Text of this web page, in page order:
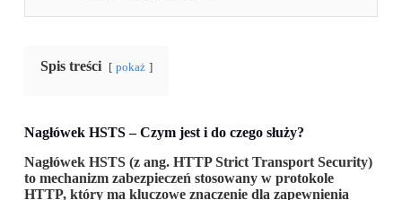
Spis treści pokaż
Nagłówek HSTS – Czym jest i do czego służy?
Nagłówek HSTS (z ang. HTTP Strict Transport Security)
to mechanizm zabezpieczeń stosowany w protokole
HTTP, który ma kluczowe znaczenie dla zapewnienia